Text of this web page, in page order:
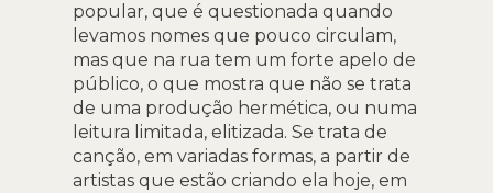
popular, que é questionada quando
levamos nomes que pouco circulam,
mas que na rua tem um forte apelo de
público, o que mostra que não se trata
de uma produção hermética, ou numa
leitura limitada, elitizada. Se trata de
canção, em variadas formas, a partir de
artistas que estão criando ela hoje, em